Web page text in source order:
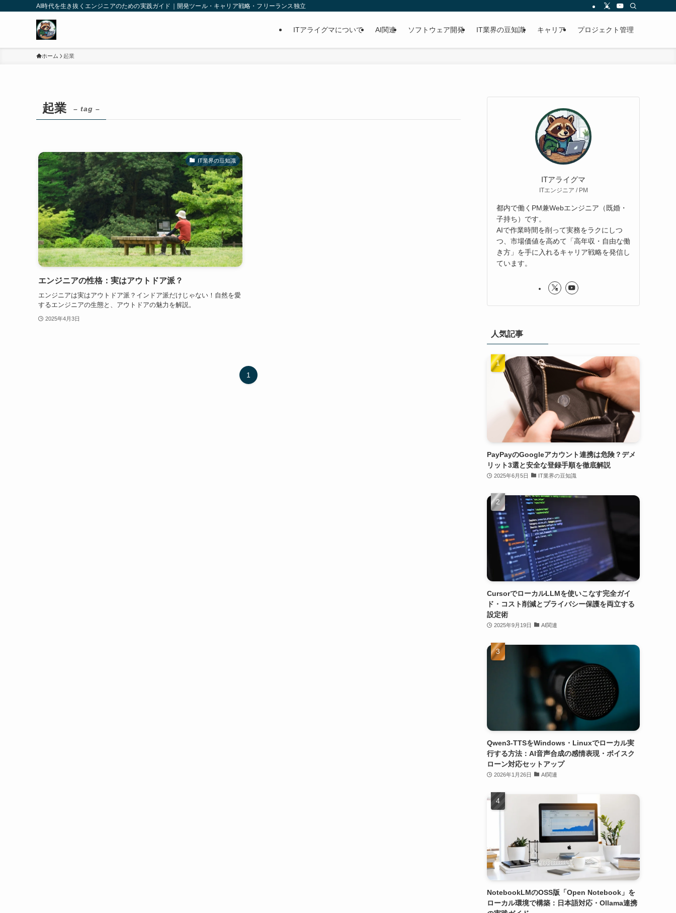
AI時代を生き抜くエンジニアのための実践ガイド｜開発ツール・キャリア戦略・フリーランス独立
ITアライグマについて AI関連 ソフトウェア開発 IT業界の豆知識 キャリア プロジェクト管理
ホーム 起業
起業 – tag –
IT業界の豆知識
エンジニアの性格：実はアウトドア派？
エンジニアは実はアウトドア派？インドア派だけじゃない！自然を愛
するエンジニアの生態と、アウトドアの魅力を解説。
2025年4月3日
1
ITアライグマ
ITエンジニア / PM
都内で働くPM兼Webエンジニア（既婚・
子持ち）です。
AIで作業時間を削って実務をラクにしつ
つ、市場価値を高めて「高年収・自由な働
き方」を手に入れるキャリア戦略を発信し
ています。
人気記事
PayPayのGoogleアカウント連携は危険？デメ
リット3選と安全な登録手順を徹底解説
2025年6月5日 IT業界の豆知識
CursorでローカルLLMを使いこなす完全ガイ
ド・コスト削減とプライバシー保護を両立する
設定術
2025年9月19日 AI関連
Qwen3-TTSをWindows・Linuxでローカル実
行する方法：AI音声合成の感情表現・ボイスク
ローン対応セットアップ
2026年1月26日 AI関連
NotebookLMのOSS版「Open Notebook」を
ローカル環境で構築：日本語対応・Ollama連携